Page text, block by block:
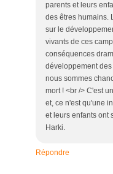
parents et leurs
des êtres humains.
sur le
vivants de ces
conséquences
développement
nous sommes
mort ! <br /> C'est
et, ce n'est qu'une
et leurs enfants ont
Harki.
Répondre